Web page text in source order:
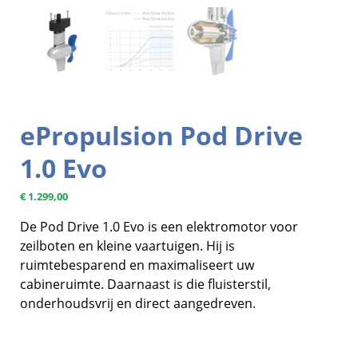
ePropulsion Pod Drive
1.0 Evo
€1.299,00
De Pod Drive 1.0 Evo is een elektromotor voor
zeilboten en kleine vaartuigen. Hij is
ruimtebesparend en maximaliseert uw
cabineruimte. Daarnaast is die fluisterstil,
onderhoudsvrij en direct aangedreven.